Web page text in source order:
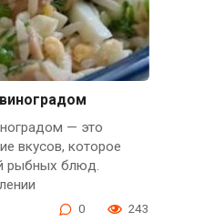
— это
вкусов, которое
рыбных блюд.
0 243